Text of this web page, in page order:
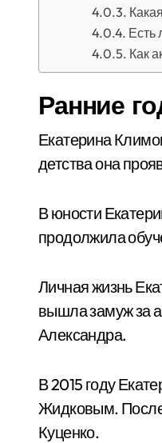
Есть
Как
Ранние
Екатерина
детства она
В юности
продолжила
Личная жизнь
вышла замуж за
Александра.
В 2015 году
Жидковым. После
Куценко.